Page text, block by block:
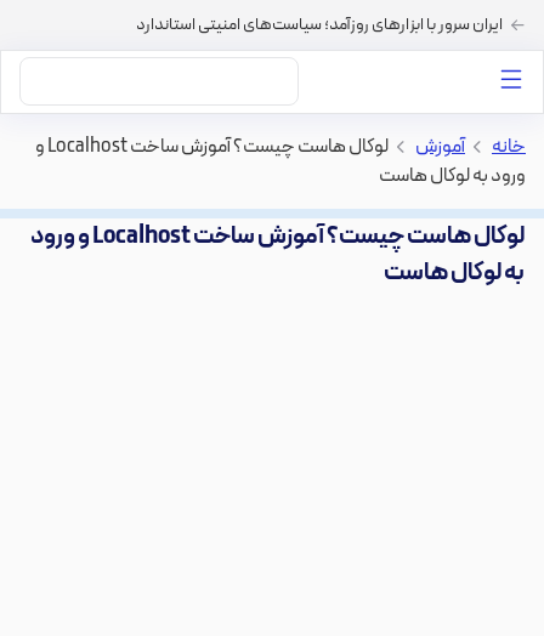
ایران سرور با ابزارهای روزآمد؛ سیاست‌های امنیتی استاندارد
خانه > آموزش >
لوکال هاست چیست؟ آموزش ساخت Localhost و
ورود به لوکال هاست
لوکال هاست چیست؟ آموزش ساخت Localhost و ورود
به لوکال هاست